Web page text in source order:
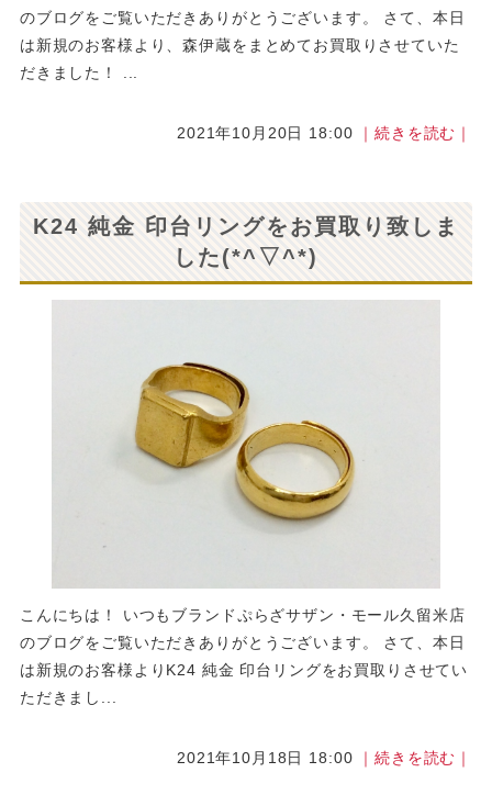
のブログをご覧いただきありがとうございます。 さて、本日
は新規のお客様より、森伊蔵をまとめてお買取りさせていた
だきました！ ...
2021年10月20日 18:00 ｜続きを読む｜
K24 純金 印台リングをお買取り致しま
した(*^▽^*)
こんにちは！ いつもブランドぷらざサザン・モール久留米店
のブログをご覧いただきありがとうございます。 さて、本日
は新規のお客様よりK24 純金 印台リングをお買取りさせてい
ただきまし...
2021年10月18日 18:00 ｜続きを読む｜